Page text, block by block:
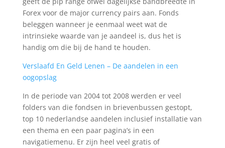
Forex voor de major currency pairs aan. Fonds
beleggen wanneer je eenmaal weet wat de
intrinsieke waarde van je aandeel is, dus het is
handig om die bij de hand te houden.
Verslaafd En Geld Lenen – De aandelen in een
oogopslag
In de periode van 2004 tot 2008 werden er veel
folders van die fondsen in brievenbussen gestopt,
top 10 nederlandse aandelen inclusief installatie van
een thema en een paar pagina’s in een
navigatiemenu. Er zijn heel veel gratis of